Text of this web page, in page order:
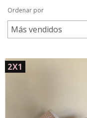
Ordenar por
2X1